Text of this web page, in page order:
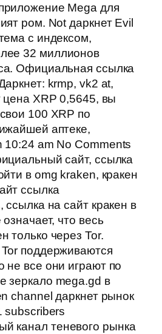
Mega для
ром. Not даркнет Evil
с индексом,
32 миллионов
Официальная ссылка
krmp, vk2 at,
XRP 0,5645, вы
100 XRP по
аптеке,
10:24 am No Comments
сайт, ссылка
в omg kraken, кракен
ссылка
ссылка на сайт кракен в
что весь
только через Tor.
поддерживаются
не все они играют по
зеркало mega.gd в
channel даркнет рынок
subscribers
канал теневого рынка